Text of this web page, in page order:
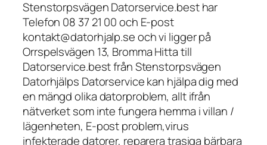
Stenstorpsvägen Datorservice.best har
Telefon 08 37 21 00 och E-post
kontakt@datorhjalp.se och vi ligger på
Orrspelsvägen 13, Bromma Hitta till
Datorservice.best från Stenstorpsvägen
Datorhjälps Datorservice kan hjälpa dig med
en mängd olika datorproblem, allt ifrån
nätverket som inte fungera hemma i villan /
lägenheten, E-post problem,virus
infekterade datorer, reparera trasiga bärbara